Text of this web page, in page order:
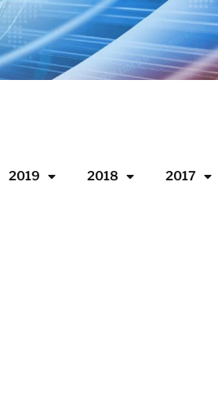
2019 2018 2017